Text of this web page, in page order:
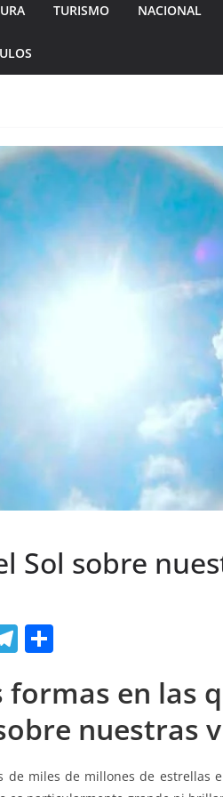
TURISMO NACIONAL
Sol sobre
T
el
e
gr
a
m
m
p
ar
tir
formas en las
nuestras
de miles de millones de estrellas